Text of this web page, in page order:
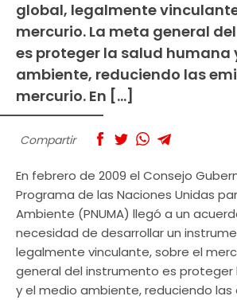
global, legalmente
mercurio. La meta general
es proteger la salud humana
ambiente, reduciendo las
mercurio. En […]
Compartir
En febrero de 2009 el Consejo
Programa de las Naciones Unidas
Ambiente (PNUMA) llegó a un
necesidad de desarrollar un
legalmente vinculante, sobre el
general del instrumento es proteger
y el medio ambiente, reduciendo las